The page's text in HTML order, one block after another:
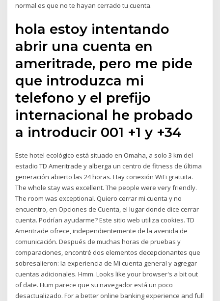
normal es que no te hayan cerrado tu cuenta.
hola estoy intentando
abrir una cuenta en
ameritrade, pero me pide
que introduzca mi
telefono y el prefijo
internacional he probado
a introducir 001 +1 y +34
Este hotel ecológico está situado en Omaha, a solo 3 km del
estadio TD Ameritrade y alberga un centro de fitness de última
generación abierto las 24 horas. Hay conexión WiFi gratuita.
The whole stay was excellent. The people were very friendly.
The room was exceptional. Quiero cerrar mi cuenta y no
encuentro, en Opciones de Cuenta, el lugar donde dice cerrar
cuenta. Podrían ayudarme? Este sitio web utiliza cookies. TD
Ameritrade ofrece, independientemente de la avenida de
comunicación. Después de muchas horas de pruebas y
comparaciones, encontré dos elementos decepcionantes que
sobresalieron: la experiencia de Mi cuenta general y agregar
cuentas adicionales. Hmm. Looks like your browser's a bit out
of date. Hum parece que su navegador está un poco
desactualizado. For a better online banking experience and full